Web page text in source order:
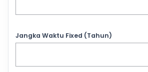
Jangka Waktu Fixed (Tahun)